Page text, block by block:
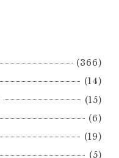
(366)
(14)
(15)
(6)
(19)
(5)